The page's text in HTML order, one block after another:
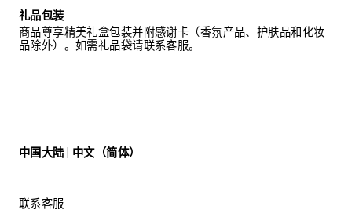
礼品包装
商品尊享精美礼盒包装并附感谢卡（香氛产品、护肤品和化妆
品除外）。如需礼品袋请联系客服。
中国大陆 | 中文（简体）
联系客服